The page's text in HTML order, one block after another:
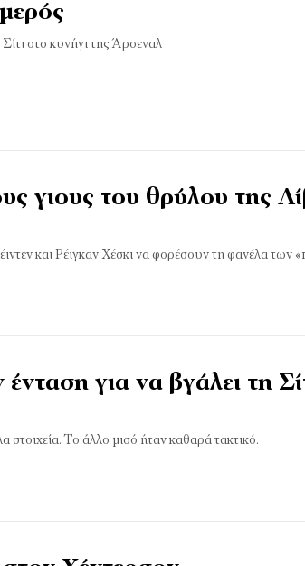
στο κυνήγι της Άρσεναλ
γιους του θρύλου της
και Ρέιγκαν Χέσκι να φορέσουν τη φανέλα των
για να βγάλει τη
Το άλλο μισό ήταν καθαρά τακτικό.